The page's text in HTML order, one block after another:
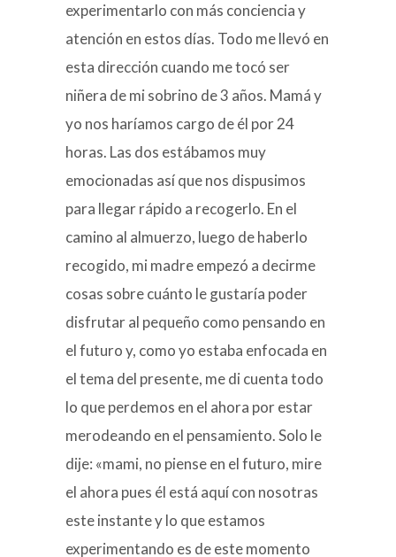
experimentarlo con más conciencia y
atención en estos días. Todo me llevó en
esta dirección cuando me tocó ser
niñera de mi sobrino de 3 años. Mamá y
yo nos haríamos cargo de él por 24
horas. Las dos estábamos muy
emocionadas así que nos dispusimos
para llegar rápido a recogerlo. En el
camino al almuerzo, luego de haberlo
recogido, mi madre empezó a decirme
cosas sobre cuánto le gustaría poder
disfrutar al pequeño como pensando en
el futuro y, como yo estaba enfocada en
el tema del presente, me di cuenta todo
lo que perdemos en el ahora por estar
merodeando en el pensamiento. Solo le
dije: «mami, no piense en el futuro, mire
el ahora pues él está aquí con nosotras
este instante y lo que estamos
experimentando es de este momento